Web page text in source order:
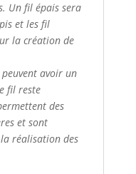
Un fil épais sera
et les fil
la création de
peuvent avoir un
fil reste
des
et sont
réalisation des